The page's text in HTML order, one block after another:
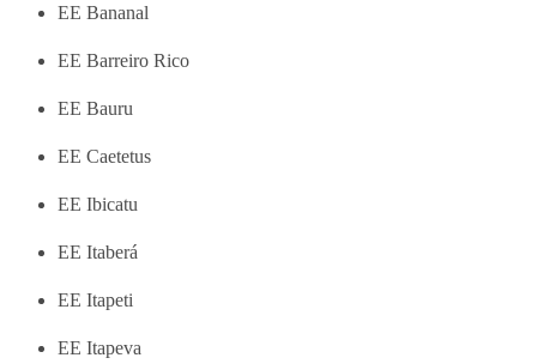
EE Bananal
EE Barreiro Rico
EE Bauru
EE Caetetus
EE Ibicatu
EE Itaberá
EE Itapeti
EE Itapeva